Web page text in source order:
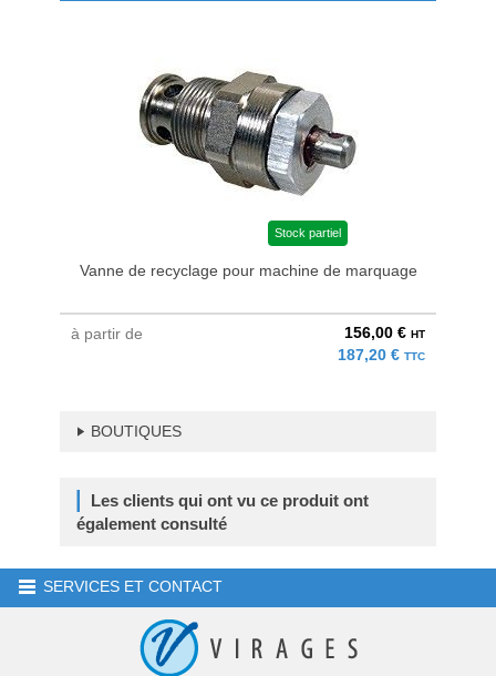
Stock partiel
Vanne de recyclage pour machine de marquage
à partir de 156,00 € HT
187,20 € TTC
BOUTIQUES
Les clients qui ont vu ce produit ont
également consulté
SERVICES ET CONTACT